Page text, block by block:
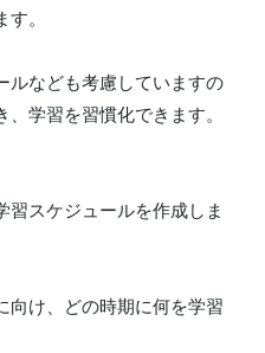
。
ルなども考慮していますの
学習を習慣化できます。
習スケジュールを作成しま
向け、どの時期に何を学習